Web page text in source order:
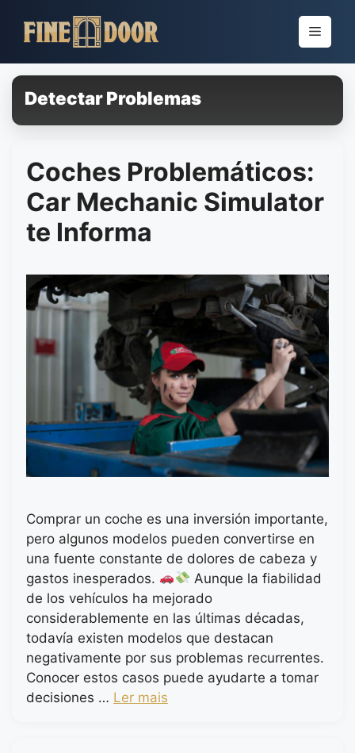
para
conteúdo
Menu
Detectar Problemas
Coches Problemáticos:
Car Mechanic Simulator
te Informa
Comprar un coche es una inversión importante,
pero algunos modelos pueden convertirse en
una fuente constante de dolores de cabeza y
gastos inesperados.
Aunque la fiabilidad
de los vehículos ha mejorado
considerablemente en las últimas décadas,
todavía existen modelos que destacan
negativamente por sus problemas recurrentes.
Conocer estos casos puede ayudarte a tomar
decisiones … Ler mais